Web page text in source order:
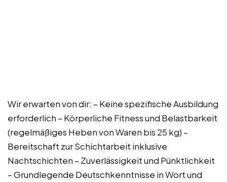
Wir erwarten von dir: – Keine spezifische Ausbildung
erforderlich – Körperliche Fitness und Belastbarkeit
(regelmäßiges Heben von Waren bis 25 kg) –
Bereitschaft zur Schichtarbeit inklusive
Nachtschichten – Zuverlässigkeit und Pünktlichkeit
– Grundlegende Deutschkenntnisse in Wort und